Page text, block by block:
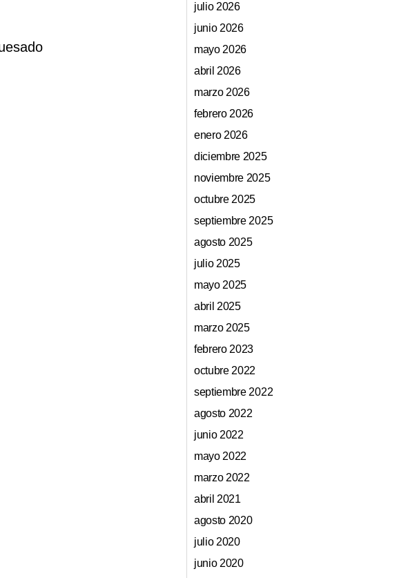
julio 2026
junio 2026
mayo 2026
abril 2026
marzo 2026
febrero 2026
enero 2026
diciembre 2025
noviembre 2025
octubre 2025
septiembre 2025
agosto 2025
julio 2025
mayo 2025
abril 2025
marzo 2025
febrero 2023
octubre 2022
septiembre 2022
agosto 2022
junio 2022
mayo 2022
marzo 2022
abril 2021
agosto 2020
julio 2020
junio 2020